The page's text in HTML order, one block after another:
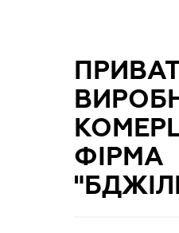
ФІРМА